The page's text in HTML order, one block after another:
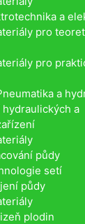
a
pro
pro
a
hydraulických a
půdy
setí
půdy
plodin